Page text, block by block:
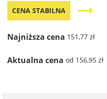
CENA STABILNA trending_flat
Najniższa cena 151,77 zł
Aktualna cena od 156,95 zł